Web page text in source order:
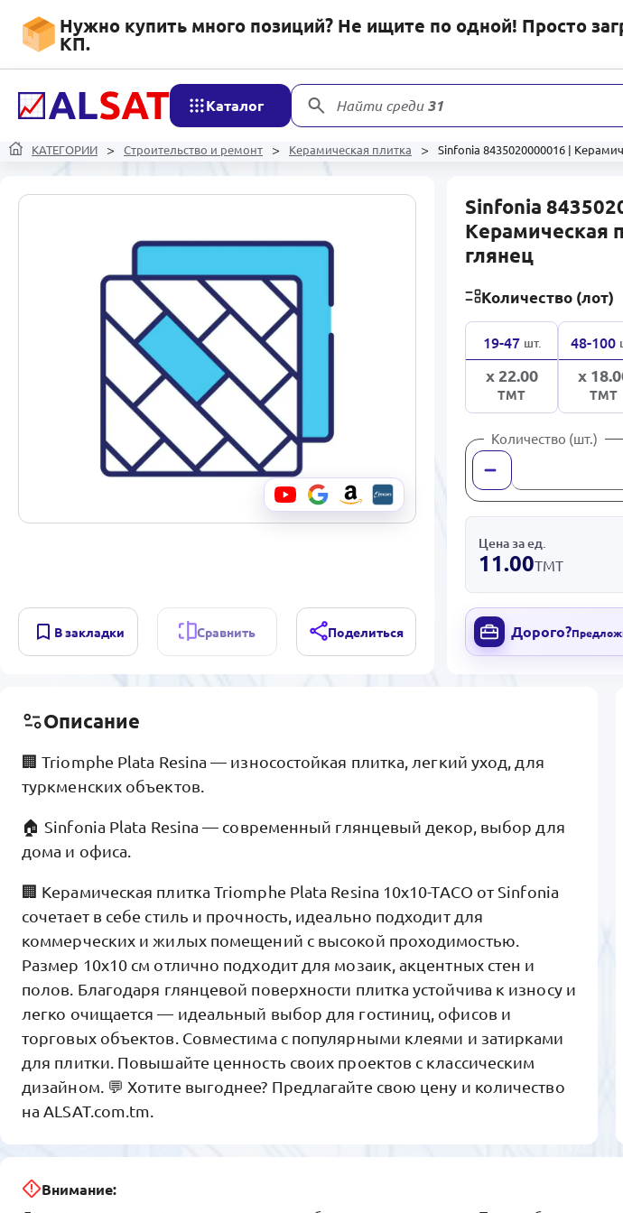
Нужно купить много позиций? Не ищите по одной! Просто
КП.
Каталог Найти среди31 178
КАТЕГОРИИ Строительство и ремонт Керамическая плитка Sinfonia 8435020000016 |
В закладки Сравнить Поделиться
Sinfonia
Керамическая
глянец
Количество (лот)
19-47 шт.
x 22.00
ТМТ
48-100
x
ТМТ
Количество (шт.)
Цена за ед.
11.00ТМТ
Дорого?
Описание
🏢 Triomphe Plata Resina — износостойкая плитка, легкий уход, для
туркменских объектов.
🏠 Sinfonia Plata Resina — современный глянцевый декор, выбор для
дома и офиса.
🏢 Керамическая плитка Triomphe Plata Resina 10x10-TACO от Sinfonia
сочетает в себе стиль и прочность, идеально подходит для
коммерческих и жилых помещений с высокой проходимостью.
Размер 10x10 см отлично подходит для мозаик, акцентных стен и
полов. Благодаря глянцевой поверхности плитка устойчива к износу и
легко очищается — идеальный выбор для гостиниц, офисов и
торговых объектов. Совместима с популярными клеями и затирками
для плитки. Повышайте ценность своих проектов с классическим
дизайном. 💬 Хотите выгоднее? Предлагайте свою цену и количество
на ALSAT.com.tm.
Внимание: